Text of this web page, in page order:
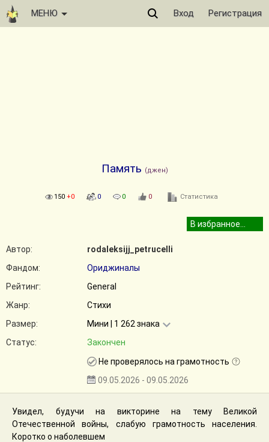
МЕНЮ Вход Регистрация
Память (джен)
150 +0 0 0 0 Статистика
Автор:
rodaleksijj_petrucelli
Фандом:
Ориджиналы
Рейтинг:
General
Жанр:
Стихи
Размер:
Мини | 1 262 знака
Статус:
Закончен
Не проверялось на грамотность
09.05.2026 - 09.05.2026
Увидел, будучи на викторине на тему Великой
Отечественной войны, слабую грамотность населения.
Коротко о наболевшем